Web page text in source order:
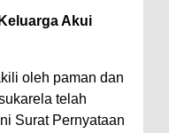
Akui
oleh paman dan
telah
Surat Pernyataan